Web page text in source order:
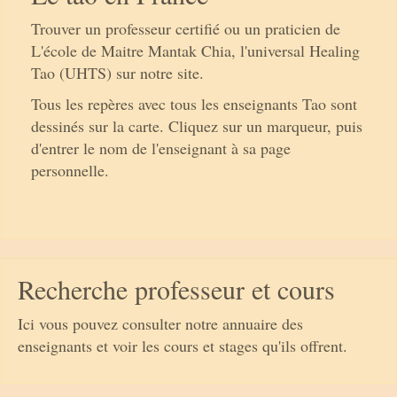
Trouver un professeur certifié ou un praticien de
L'école de Maitre Mantak Chia, l'universal Healing
Tao (UHTS) sur notre site.
Tous les repères avec tous les enseignants Tao sont
dessinés sur la carte. Cliquez sur un marqueur, puis
d'entrer le nom de l'enseignant à sa page
personnelle.
Recherche professeur et cours
Ici vous pouvez consulter notre annuaire des
enseignants et voir les cours et stages qu'ils offrent.